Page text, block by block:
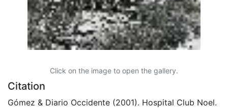
Click on the image to open the gallery.
Citation
Gómez & Diario Occidente (2001). Hospital Club Noel.